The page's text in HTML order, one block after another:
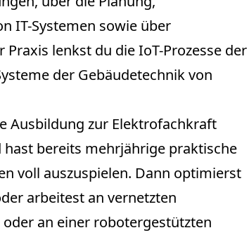
IT-Systemen sowie über
lenkst du die IoT-Prozesse der
der Gebäudetechnik von
Ausbildung zur Elektrofachkraft
bereits mehrjährige praktische
voll auszuspielen. Dann optimierst
arbeitest an vernetzten
an einer robotergestützten